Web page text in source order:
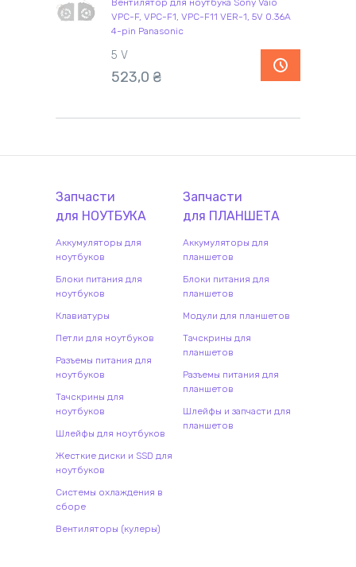
Вентилятор для ноутбука Sony Vaio
VPC-F, VPC-F1, VPC-F11 VER-1, 5V 0.36A
4-pin Panasonic
5 V
523,0 ₴
Запчасти
для НОУТБУКА
Аккумуляторы для
ноутбуков
Блоки питания для
ноутбуков
Клавиатуры
Петли для ноутбуков
Разъемы питания для
ноутбуков
Тачскрины для
ноутбуков
Шлейфы для ноутбуков
Жесткие диски и SSD для
ноутбуков
Системы охлаждения в
сборе
Вентиляторы (кулеры)
Запчасти
для ПЛАНШЕТА
Аккумуляторы для
планшетов
Блоки питания для
планшетов
Модули для планшетов
Тачскрины для
планшетов
Разъемы питания для
планшетов
Шлейфы и запчасти для
планшетов